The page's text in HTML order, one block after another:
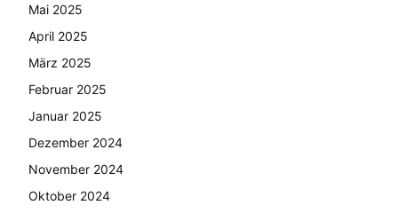
Mai 2025
April 2025
März 2025
Februar 2025
Januar 2025
Dezember 2024
November 2024
Oktober 2024